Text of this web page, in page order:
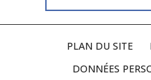
PLAN DU SITE
DONNÉES